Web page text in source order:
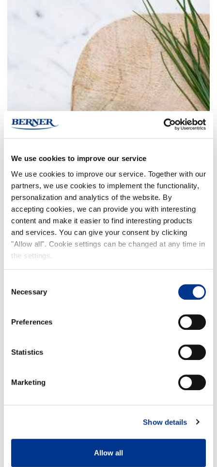
We use cookies to improve our service
We use cookies to improve our service. Together with our
partners, we use cookies to implement the functionality,
personalization and analytics of the website. By
accepting cookies, we can provide you with interesting
content and make it easier to find interesting products
and services. You can give your consent by clicking
"Allow all". Cookie settings can be changed at any time in
the settings.
Selection
Necessary
Preferences
Statistics
Marketing
Show details
Allow all